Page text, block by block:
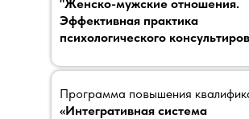
Программа повышения
«Интегративная система
"Женско-мужские отношения.
Эффективная практика
психологического